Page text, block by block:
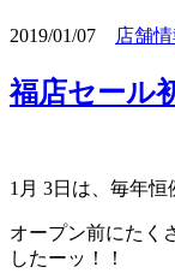
2019/01/07 店舗
福店セール
1月 3日は、毎年恒
オープン前にたく
したーッ！！